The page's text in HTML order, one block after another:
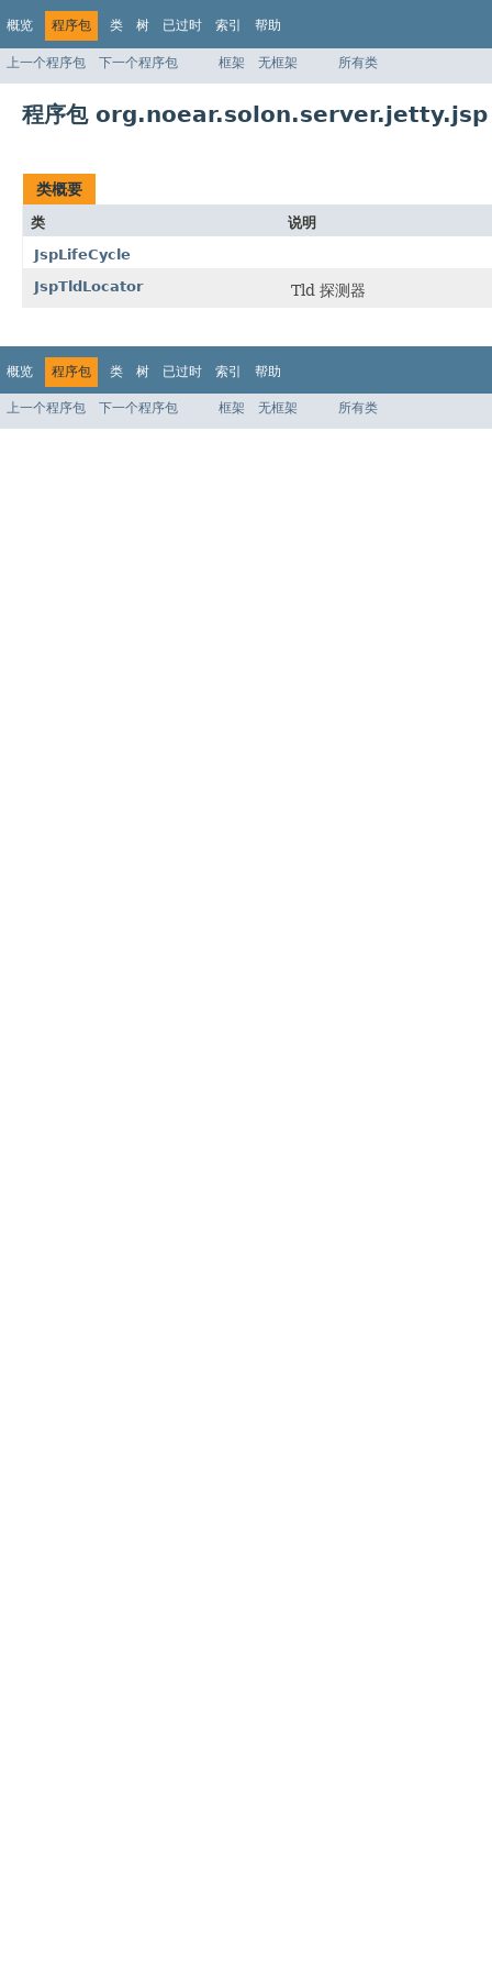
概览 程序包 类 树 已过时 索引 帮助
上一个程序包 下一个程序包 框架 无框架 所有类
程序包 org.noear.solon.server.jetty.jsp
类概要
类
说明
JspLifeCycle
JspTldLocator
Tld 探测器
概览 程序包 类 树 已过时 索引 帮助
上一个程序包 下一个程序包 框架 无框架 所有类